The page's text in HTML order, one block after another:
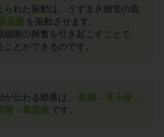
られた振動は、うずまき細管の底
底膜 を振動させます。
細胞の興奮を引き起こすことで、
とができるのです。
が伝わる順番は、
鼓膜→耳小骨→
階→基底膜 です。